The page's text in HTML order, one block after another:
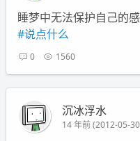
睡梦中无法保护自己的
#说点什么
0 1560
沉冰浮水
14 年前 (2012-05-